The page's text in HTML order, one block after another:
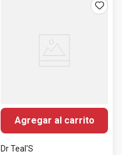
Agregar al carrito
Dr Teal'S